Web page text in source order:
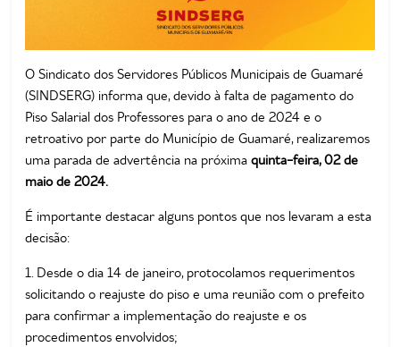
O Sindicato dos Servidores Públicos Municipais de Guamaré
(SINDSERG) informa que, devido à falta de pagamento do
Piso Salarial dos Professores para o ano de 2024 e o
retroativo por parte do Município de Guamaré, realizaremos
uma parada de advertência na próximaquinta-feira, 02 de
maio de 2024.
É importante destacar alguns pontos que nos levaram a esta
decisão:
1. Desde o dia 14 de janeiro, protocolamos requerimentos
solicitando o reajuste do piso e uma reunião com o prefeito
para confirmar a implementação do reajuste e os
procedimentos envolvidos;